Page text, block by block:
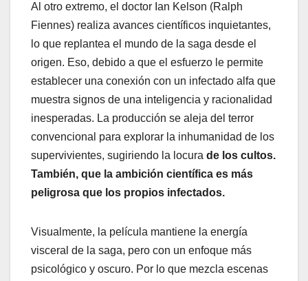
Al otro extremo, el doctor Ian Kelson (Ralph
Fiennes) realiza avances científicos inquietantes,
lo que replantea el mundo de la saga desde el
origen. Eso, debido a que el esfuerzo le permite
establecer una conexión con un infectado alfa que
muestra signos de una inteligencia y racionalidad
inesperadas. La producción se aleja del terror
convencional para explorar la inhumanidad de los
supervivientes, sugiriendo la locura de los cultos.
También, que la ambición científica es más
peligrosa que los propios infectados.
Visualmente, la película mantiene la energía
visceral de la saga, pero con un enfoque más
psicológico y oscuro. Por lo que mezcla escenas